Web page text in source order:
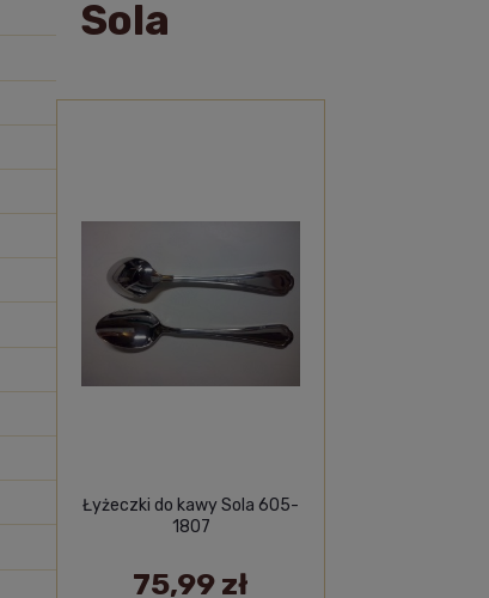
Sola
Łyżeczki do kawy Sola 605-
1807
75,99 zł